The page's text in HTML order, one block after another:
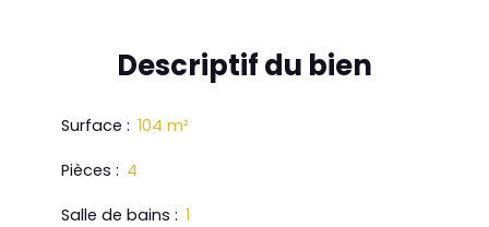
Descriptifdu bien
Surface : 104 m²
Pièces : 4
Salle de bains : 1